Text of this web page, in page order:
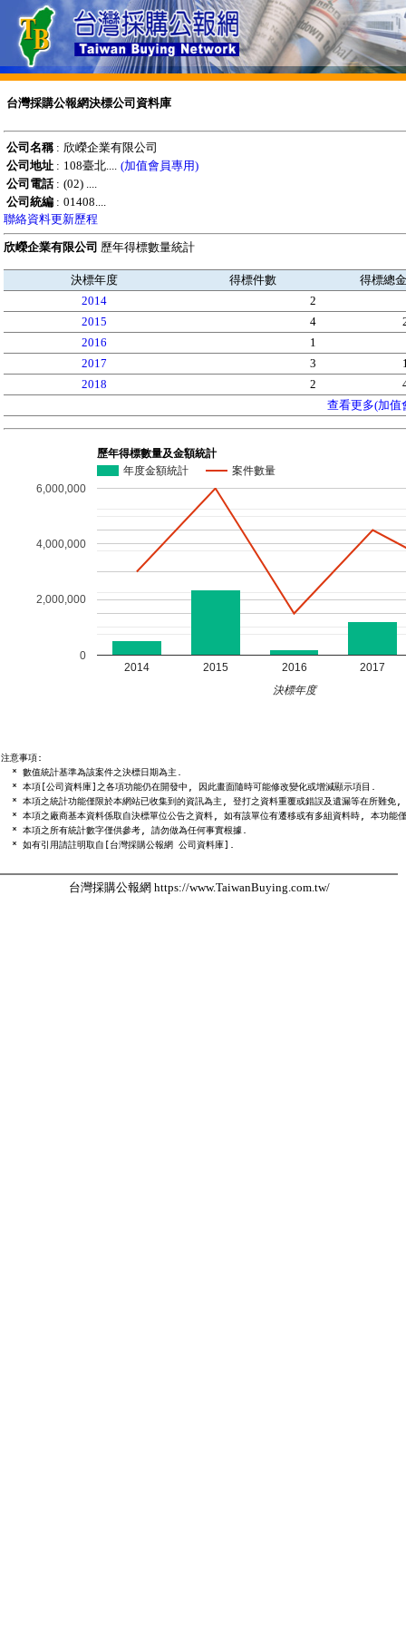
台灣採購公報網決標公司資料庫
公司名稱: 欣嶸企業有限公司
公司地址 : 108臺北.... (加值會員專用)
公司電話: (02) ....
公司統編 : 01408....
聯絡資料更新歷程
欣嶸企業有限公司 歷年得標數量統計
決標年度 得標件數
得標總
2014
2
2015
4
2016
1
2017
3
2018
2
查看更多(加值
歷年得標數量及金額統計
年度金額統計
案件數量
2014 2015 2016 2017
0
2,000,000
4,000,000
6,000,000
決標年度
注意事項:
  * 數值統計基準為該案件之決標日期為主.
  * 本項[公司資料庫]之各項功能仍在開發中, 因此畫面隨時可能修改變化或增減顯示項目.
* 本項之統計功能僅限於本網站已收集到的資訊為主, 登打之資料重覆或錯誤及遺漏等在所難免,
* 本項之廠商基本資料係取自決標單位公告之資料, 如有該單位有遷移或有多組資料時, 本功能
  * 本項之所有統計數字僅供參考, 請勿做為任何事實根據.
台灣採購公報網 https://www.TaiwanBuying.com.tw/